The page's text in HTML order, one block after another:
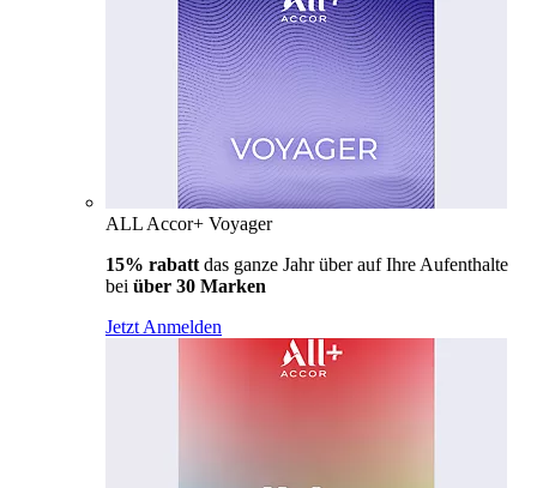
ALL Accor+ Voyager
15% rabatt das ganze Jahr über auf Ihre Aufenthalte
bei über 30 Marken
Jetzt Anmelden